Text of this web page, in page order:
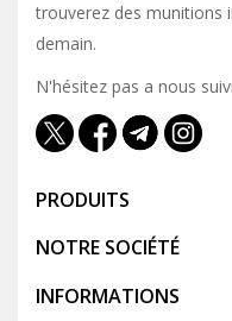
trouverez des munitions
demain.
N'hésitez pas a nous
PRODUITS
NOTRE SOCIÉTÉ
INFORMATIONS